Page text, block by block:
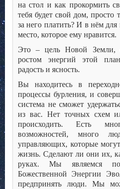
на стол и как прокормить
тебя будет свой дом, просто
за него платить? И в нём для
место, которое ему нравится.
Это – цель Новой Земли,
ростом энергий этой
радость и ясность.
Вы находитесь в
процессы бурления, и
система не сможет
из вас. Нет точных схем
происходить. Есть
возможностей, много
управляющих, которые
жизнь. Сделают ли они их,
руках. Мы являемся
Божественной Энергии
предпринять люди. Мы